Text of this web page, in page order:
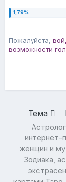
Пожалуйста,
возможности
Тема
интернет-
женщин и
Зодиака,